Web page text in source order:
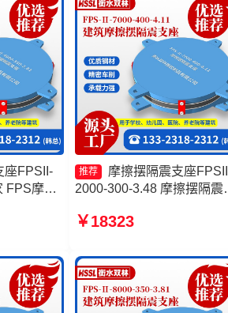
座FPSII-
FPS摩擦
生产
推荐
摩擦摆隔震支座
2000-300-3.48 摩擦摆隔震
摆支座FPS-II-15000厂家
￥18323